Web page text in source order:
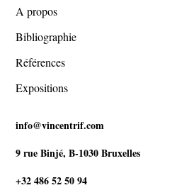
A propos
Bibliographie
Références
Expositions
info@vincentrif.com
9 rue Binjé, B-1030 Bruxelles
+32 486 52 50 94